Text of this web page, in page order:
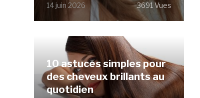
14 juin 2026 3691 Vues
10 astuces simples pour
des cheveux brillants au
quotidien